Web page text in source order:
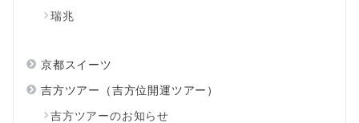
瑞兆
京都スイーツ
吉方ツアー（吉方位開運ツアー）
吉方ツアーのお知らせ